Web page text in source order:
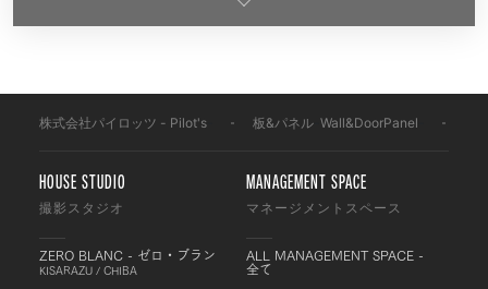
株式会社パイロッツ - Pilot's 板&パネル Wall&DoorPanel
HOUSE STUDIO
撮影スタジオ
ZERO BLANC - ゼロ・ブラン
KISARAZU / CHIBA
MANAGEMENT SPACE
マネージメントスペース
ALL MANAGEMENT SPACE -
全て